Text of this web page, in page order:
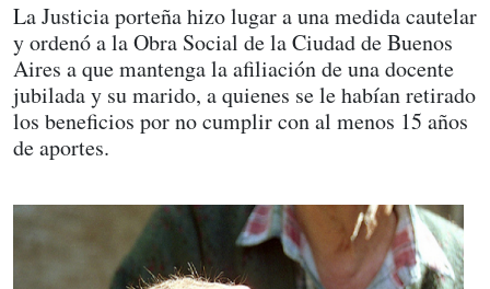
La Justicia porteña hizo lugar a una medida cautelar
y ordenó a la Obra Social de la Ciudad de Buenos
Aires a que mantenga la afiliación de una docente
jubilada y su marido, a quienes se le habían retirado
los beneficios por no cumplir con al menos 15 años
de aportes.